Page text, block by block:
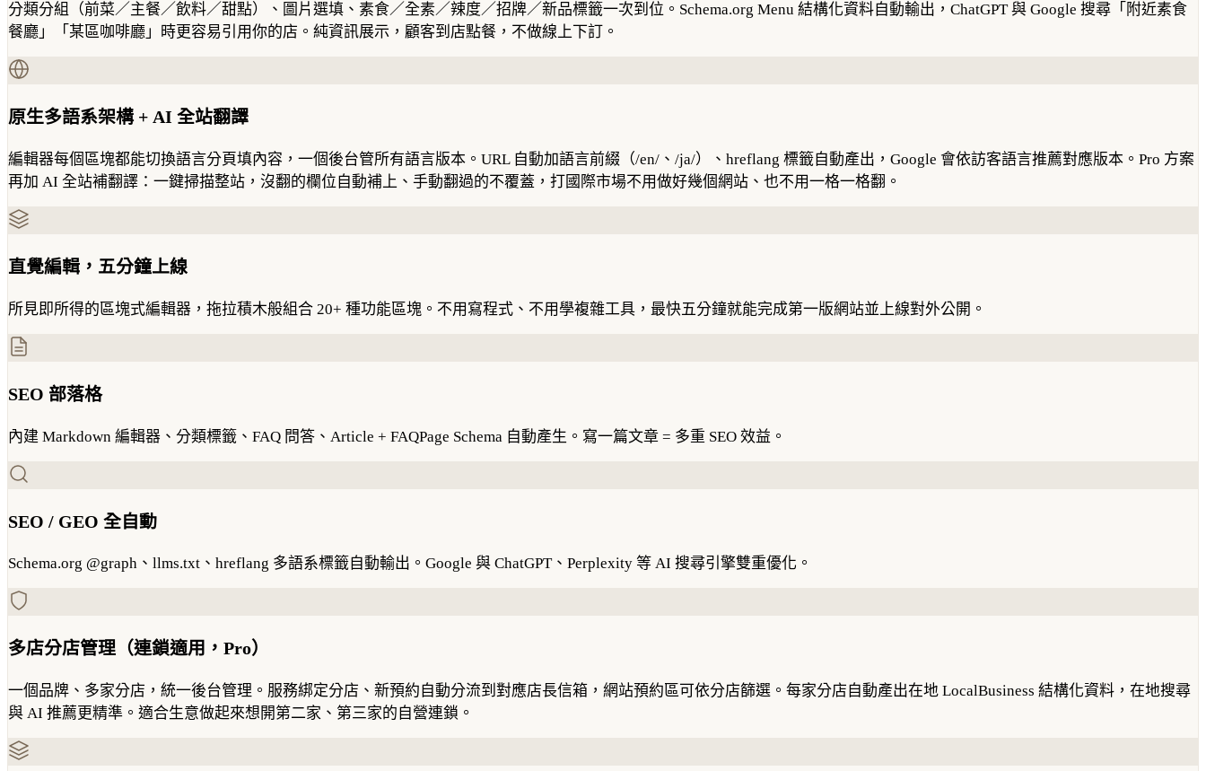
分類分組（前菜／主餐／飲料／甜點）、圖片選填、素食／全素／辣度／招牌／新品標籤一次到位。Schema.org Menu 結構化資料自動輸出，ChatGPT 與 Google 搜尋「附近素食
餐廳」「某區咖啡廳」時更容易引用你的店。純資訊展示，顧客到店點餐，不做線上下訂。
原生多語系架構 + AI 全站翻譯
編輯器每個區塊都能切換語言分頁填內容，一個後台管所有語言版本。URL 自動加語言前綴（/en/、/ja/）、hreflang 標籤自動產出，Google 會依訪客語言推薦對應版本。Pro 方案
再加 AI 全站補翻譯：一鍵掃描整站，沒翻的欄位自動補上、手動翻過的不覆蓋，打國際市場不用做好幾個網站、也不用一格一格翻。
直覺編輯，五分鐘上線
所見即所得的區塊式編輯器，拖拉積木般組合 20+ 種功能區塊。不用寫程式、不用學複雜工具，最快五分鐘就能完成第一版網站並上線對外公開。
SEO 部落格
內建 Markdown 編輯器、分類標籤、FAQ 問答、Article + FAQPage Schema 自動產生。寫一篇文章 = 多重 SEO 效益。
SEO / GEO 全自動
Schema.org @graph、llms.txt、hreflang 多語系標籤自動輸出。Google 與 ChatGPT、Perplexity 等 AI 搜尋引擎雙重優化。
多店分店管理（連鎖適用，Pro）
一個品牌、多家分店，統一後台管理。服務綁定分店、新預約自動分流到對應店長信箱，網站預約區可依分店篩選。每家分店自動產出在地 LocalBusiness 結構化資料，在地搜尋
與 AI 推薦更精準。適合生意做起來想開第二家、第三家的自營連鎖。